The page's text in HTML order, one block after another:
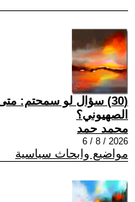
(30) سؤال لو سمحتم:
الصهيوني؟
محمد حمد
2026 / 8 / 6
مواضيع وابحاث سياسية